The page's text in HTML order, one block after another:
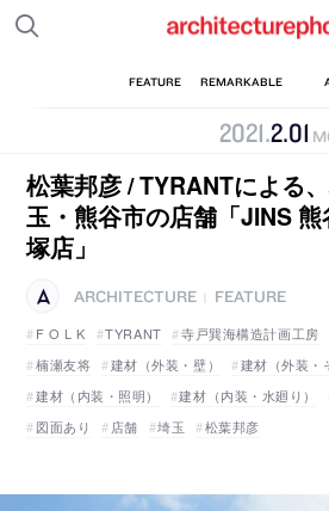
2021.2.01
松葉邦彦 / TYRANTによる
玉・熊谷市の店舗「JINS
塚店」
ARCHITECTURE
FEATURE
F O L K
TYRANT 寺戸巽海構造計画工房
楠瀬友将
建材（外装・壁）
建材（外装・
建材（内装・照明）
建材（内装・水廻り）
図面あり
店舗 埼玉 松葉邦彦